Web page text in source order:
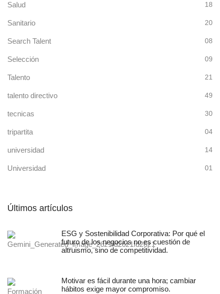
Salud 18
Sanitario 20
Search Talent 08
Selección 09
Talento 21
talento directivo 49
tecnicas 30
tripartita 04
universidad 14
Universidad 01
Últimos artículos
ESG y Sostenibilidad Corporativa: Por qué el
futuro de los negocios no es cuestión de
altruismo, sino de competitividad.
Motivar es fácil durante una hora; cambiar
hábitos exige mayor compromiso.